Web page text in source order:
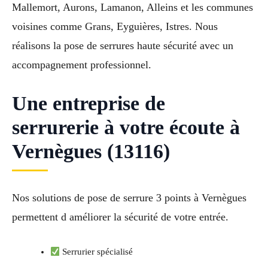
Mallemort, Aurons, Lamanon, Alleins et les communes
voisines comme Grans, Eyguières, Istres. Nous
réalisons la pose de serrures haute sécurité avec un
accompagnement professionnel.
Une entreprise de
serrurerie à votre écoute à
Vernègues (13116)
Nos solutions de pose de serrure 3 points à Vernègues
permettent d améliorer la sécurité de votre entrée.
Serrurier spécialisé